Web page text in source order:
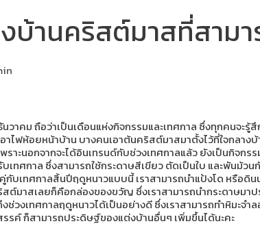
บ้านคริสต์มาสที่สามา
วาคม ถือว่าเป็นเดือนแห่งกิจกรรมและเทศกาล ซึ่งทุกคนจ
าไฟห้อยหน้าบ้าน บางคนเอาต้นคริสต์มาสมาตั้งไว้ที่ใจกลา
ราะนอกจากจะได้อินเทรนด์กับช่วงเทศกาลแล้ว ยังเป็นกิจ
ทศกาล ซึ่งสามารถใช้กระดาษสีเขียว ตัดเป็นใบ และพันม้ว
กับเทศกาลสิ้นปีฤดูหนาวแบบนี้ เราสามารถนำแป้งโด หรือ
ต์มาสเลยก็คือกล่องของขวัญ ซึ่งเราสามารถนำกระดาษมา
ช่วงเทศกาลฤดูหนาวได้เป็นอย่างดี ซึ่งเราสามารถทำหิมะ
รค์ ก็สามารถประดิษฐ์ของแต่งบ้านอื่นๆ เพิ่มขึ้นได้นะคะ